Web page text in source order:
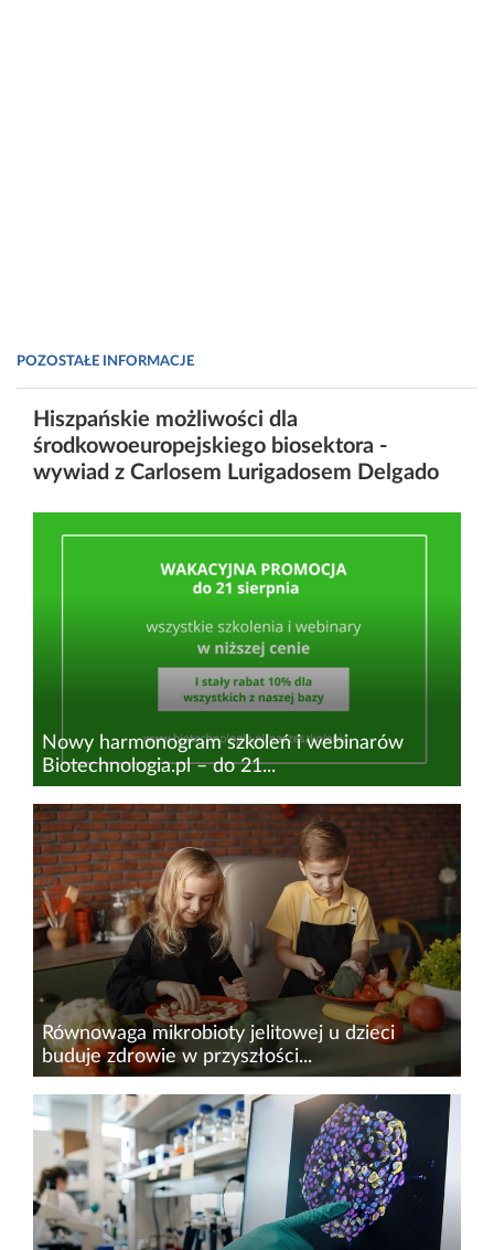
POZOSTAŁE INFORMACJE
Hiszpańskie możliwości dla
środkowoeuropejskiego biosektora -
wywiad z Carlosem Lurigadosem Delgado
Nowy harmonogram szkoleń i webinarów
Biotechnologia.pl – do 21...
Już jest nowy harmonogram szkoleń i
webinarów Biotechnologia.pl. Jest on
aktualizowany na bieżąco, dlatego warto tam
regularnie zaglądać. W najbliższych miesiącach
czeka na Was wiele ciekawych pozycji...
Równowaga mikrobioty jelitowej u dzieci
buduje zdrowie w przyszłości...
Zaburzenia mikrobioty jelitowej mogą wiązać się
z wieloma problemami zdrowotnymi. Jej skład
ma znaczenie dla układu odpornościowego,
metabolizmu, a nawet zdrowia psychicznego.
Naukowcy przypominaj...